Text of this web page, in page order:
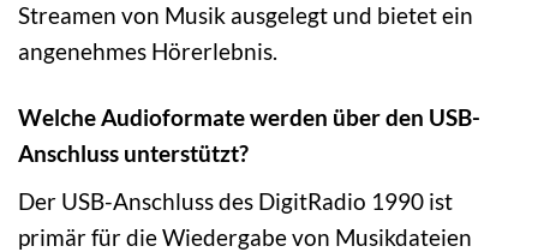
Streamen von Musik ausgelegt und bietet ein
angenehmes Hörerlebnis.
Welche Audioformate werden über den USB-
Anschluss unterstützt?
Der USB-Anschluss des DigitRadio 1990 ist
primär für die Wiedergabe von Musikdateien